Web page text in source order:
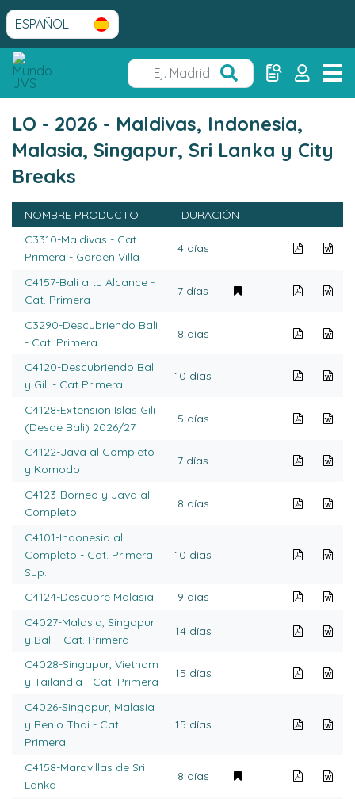
LO - 2026 - Maldivas, Indonesia,
Malasia, Singapur, Sri Lanka y City
Breaks
NOMBRE PRODUCTO
DURACIÓN
C3310-Maldivas - Cat.
Primera - Garden Villa
4 días
C4157-Bali a tu Alcance -
Cat. Primera
7 días
C3290-Descubriendo Bali
- Cat. Primera
8 días
C4120-Descubriendo Bali
y Gili - Cat Primera
10 días
C4128-Extensión Islas Gili
(Desde Bali) 2026/27
5 días
C4122-Java al Completo
y Komodo
7 días
C4123-Borneo y Java al
Completo
8 días
C4101-Indonesia al
Completo - Cat. Primera
Sup.
10 días
C4124-Descubre Malasia
9 días
C4027-Malasia, Singapur
y Bali - Cat. Primera
14 días
C4028-Singapur, Vietnam
y Tailandia - Cat. Primera
15 días
C4026-Singapur, Malasia
y Renio Thai - Cat.
Primera
15 días
C4158-Maravillas de Sri
Lanka
8 días